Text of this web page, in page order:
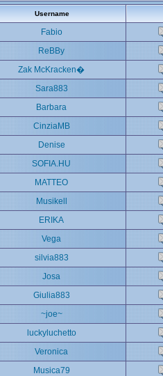
Username
Fabio
ReBBy
Zak McKracken�
Sara883
Barbara
CinziaMB
Denise
SOFIA.HU
MATTEO
Musikell
ERIKA
Vega
silvia883
Josa
Giulia883
~joe~
luckyluchetto
Veronica
Musica79